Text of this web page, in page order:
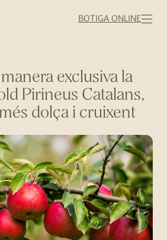
BOTIGA ONLINE
exclusiva la
Pirineus Catalans,
dolça i cruixent